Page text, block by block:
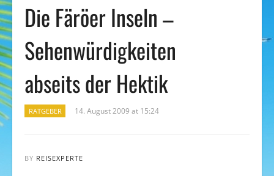
Die Färöer Inseln –
Sehenwürdigkeiten
abseits der Hektik
RATGEBER 14. August 2009 at 15:24
BY REISEXPERTE